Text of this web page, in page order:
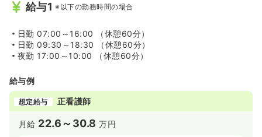
給与1 ※以下の勤務時間の場合
日勤 07:00～16:00 （休憩60分）
日勤 09:30～18:30 （休憩60分）
夜勤 17:00～10:00 （休憩60分）
給与例
想定給与 正看護師
月給 22.6～30.8 万円